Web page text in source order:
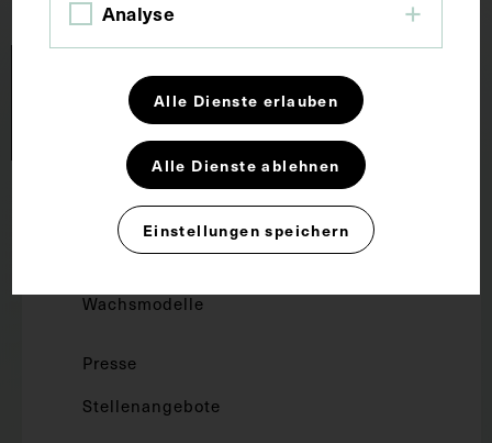
Forschung und Lehre
Dauerausstellung
Wachsmodelle
Presse
Stellenangebote
Analyse
Alle Dienste erlauben
Alle Dienste ablehnen
Einstellungen speichern